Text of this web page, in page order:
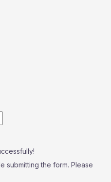
submitting the form. Please